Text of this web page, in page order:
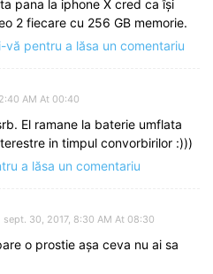
pana la iphone X cred ca își
2 fiecare cu 256 GB memorie.
vă pentru a lăsa un comentariu
AM At 00:40
El ramane la baterie umflata
in timpul convorbirilor :)))
a lăsa un comentariu
sept. 30, 2017, 8:30 AM At 08:30
o prostie așa ceva nu ai sa